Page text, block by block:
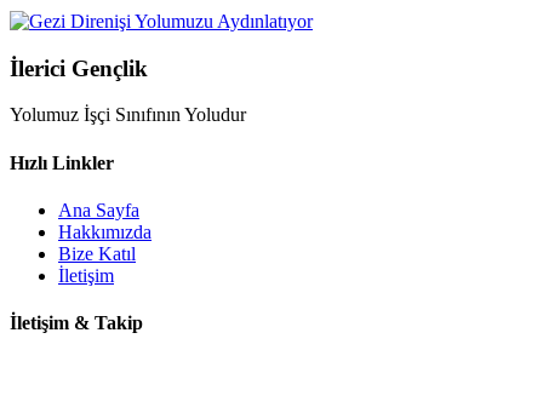
İlerici Gençlik
Yolumuz İşçi Sınıfının Yoludur
Hızlı Linkler
Ana Sayfa
Hakkımızda
Bize Katıl
İletişim
İletişim & Takip